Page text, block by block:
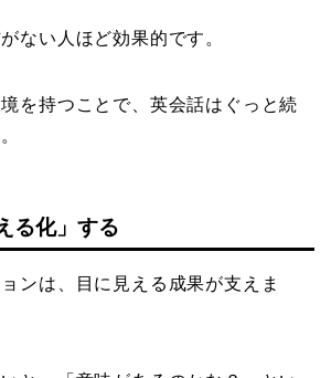
ない人ほど効果的です。
を持つことで、英会話はぐっと続
る化」する
ンは、目に見える成果が支えま